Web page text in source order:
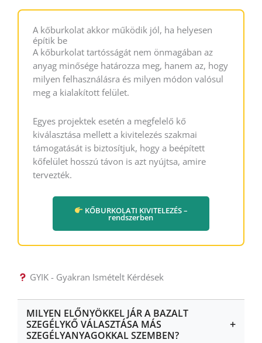
A kőburkolat akkor működik jól, ha helyesen
építik be
A kőburkolat tartósságát nem önmagában az
anyag minősége határozza meg, hanem az, hogy
milyen felhasználásra és milyen módon valósul
meg a kialakított felület.
Egyes projektek esetén a megfelelő kő
kiválasztása mellett a kivitelezés szakmai
támogatását is biztosítjuk, hogy a beépített
kőfelület hosszú távon is azt nyújtsa, amire
tervezték.
KŐBURKOLATI KIVITELEZÉS –
rendszerben
GYIK - Gyakran Ismételt Kérdések
MILYEN ELŐNYÖKKEL JÁR A BAZALT
SZEGÉLYKŐ VÁLASZTÁSA MÁS
SZEGÉLYANYAGOKKAL SZEMBEN?
+